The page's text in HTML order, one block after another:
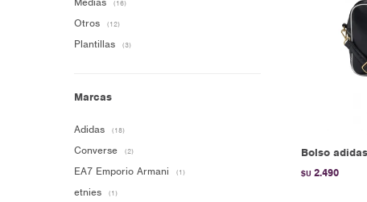
Bolso
$U 2.490
(16)
Otros (12)
Plantillas (3)
Marcas
Adidas (18)
Converse (2)
EA7 Emporio Armani (1)
etnies (1)